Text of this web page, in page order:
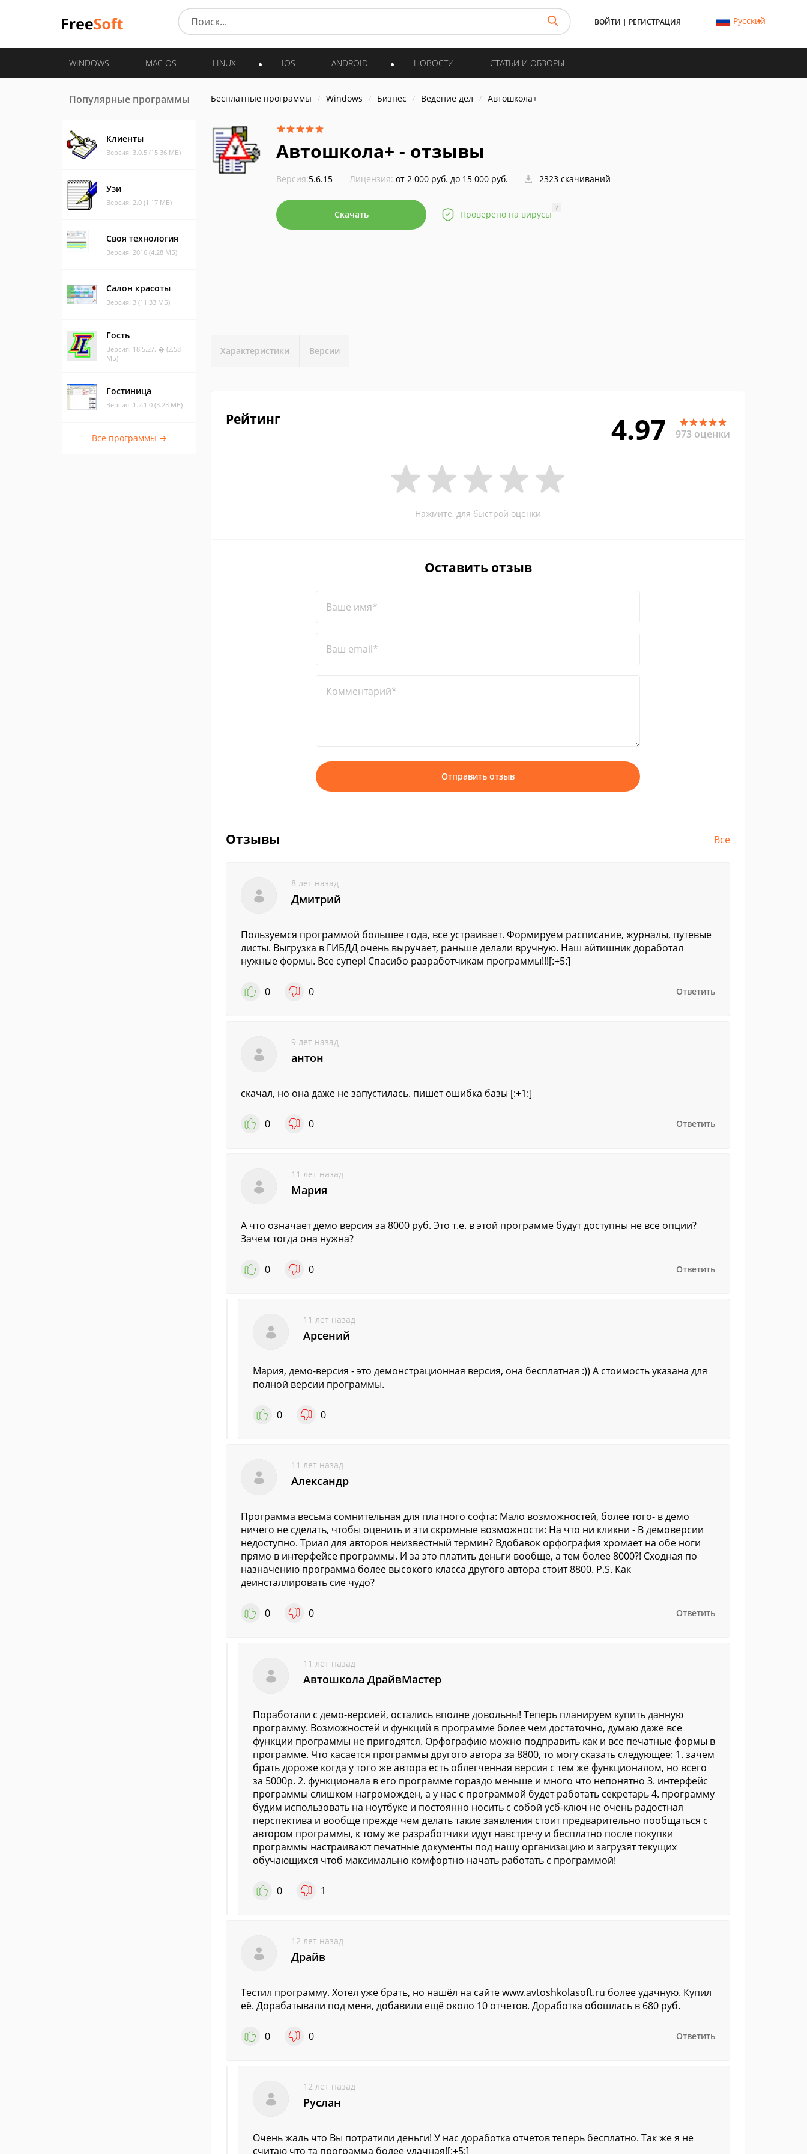
ВОЙТИ | РЕГИСТРАЦИЯ Русский
WINDOWS MAC OS LINUX IOS ANDROID НОВОСТИ СТАТЬИ И ОБЗОРЫ
Популярные программы
Клиенты
Версия: 3.0.5 (15.36 МБ)
Узи
Версия: 2.0 (1.17 МБ)
Своя технология
Версия: 2016 (4.28 МБ)
Салон красоты
Версия: 3 (11.33 МБ)
Гость
Версия: 18.5.27. � (2.58
МБ)
Гостиница
Версия: 1.2.1.0 (3.23 МБ)
Все программы →
Бесплатные программы Windows Бизнес Ведение дел Автошкола+
Автошкола+ - отзывы
Версия:5.6.15 Лицензия: от 2 000 руб. до 15 000 руб. 2323 скачиваний
Скачать Проверено на вирусы
?
Характеристики Версии
Рейтинг 4.97 973 оценки
Нажмите, для быстрой оценки
Оставить отзыв
Ваше имя*
Ваш email*
Комментарий*
Отправить отзыв
Отзывы Все
8 лет назад
Дмитрий
Пользуемся программой большее года, все устраивает. Формируем расписание, журналы, путевые
листы. Выгрузка в ГИБДД очень выручает, раньше делали вручную. Наш айтишник доработал
нужные формы. Все супер! Спасибо разработчикам программы!!![:+5:]
0 0 Ответить
9 лет назад
антон
скачал, но она даже не запустилась. пишет ошибка базы [:+1:]
0 0 Ответить
11 лет назад
Мария
А что означает демо версия за 8000 руб. Это т.е. в этой программе будут доступны не все опции?
Зачем тогда она нужна?
0 0 Ответить
11 лет назад
Арсений
Мария, демо-версия - это демонстрационная версия, она бесплатная :)) А стоимость указана для
полной версии программы.
0 0
11 лет назад
Александр
Программа весьма сомнительная для платного софта: Мало возможностей, более того- в демо
ничего не сделать, чтобы оценить и эти скромные возможности: На что ни кликни - В демоверсии
недоступно. Триал для авторов неизвестный термин? Вдобавок орфография хромает на обе ноги
прямо в интерфейсе программы. И за это платить деньги вообще, а тем более 8000?! Сходная по
назначению программа более высокого класса другого автора стоит 8800. P.S. Как
деинсталлировать сие чудо?
0 0 Ответить
11 лет назад
Автошкола ДрайвМастер
Поработали с демо-версией, остались вполне довольны! Теперь планируем купить данную
программу. Возможностей и функций в программе более чем достаточно, думаю даже все
функции программы не пригодятся. Орфографию можно подправить как и все печатные формы в
программе. Что касается программы другого автора за 8800, то могу сказать следующее: 1. зачем
брать дороже когда у того же автора есть облегченная версия с тем же функционалом, но всего
за 5000р. 2. функционала в его программе гораздо меньше и много что непонятно 3. интерфейс
программы слишком нагроможден, а у нас с программой будет работать секретарь 4. программу
будим использовать на ноутбуке и постоянно носить с собой усб-ключ не очень радостная
перспектива и вообще прежде чем делать такие заявления стоит предварительно пообщаться с
автором программы, к тому же разработчики идут навстречу и бесплатно после покупки
программы настраивают печатные документы под нашу организацию и загрузят текущих
обучающихся чтоб максимально комфортно начать работать с программой!
0 1
12 лет назад
Драйв
Тестил программу. Хотел уже брать, но нашёл на сайте www.avtoshkolasoft.ru более удачную. Купил
её. Дорабатывали под меня, добавили ещё около 10 отчетов. Доработка обошлась в 680 руб.
0 0 Ответить
12 лет назад
Руслан
Очень жаль что Вы потратили деньги! У нас доработка отчетов теперь бесплатно. Так же я не
считаю что та программа более удачная![:+5:]